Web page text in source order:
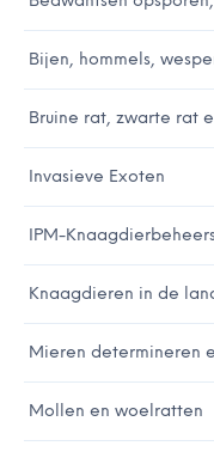
Bijen, hommels,
Bruine rat, zwarte rat
Invasieve Exoten
IPM-
Knaagdieren in de
Mieren determineren
Mollen en woelratten